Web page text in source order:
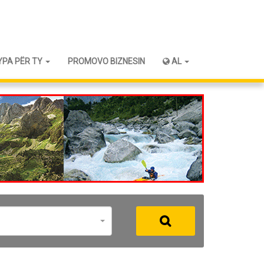
PËR TY PROMOVO BIZNESIN AL